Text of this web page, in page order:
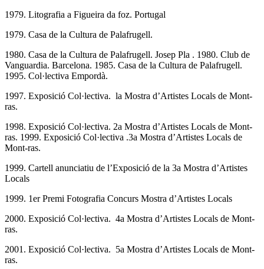
1979. Litografia a Figueira da foz. Portugal
1979. Casa de la Cultura de Palafrugell.
1980. Casa de la Cultura de Palafrugell. Josep Pla . 1980. Club de
Vanguardia. Barcelona. 1985. Casa de la Cultura de Palafrugell.
1995. Col·lectiva Empordà.
1997. Exposició Col·lectiva. la Mostra d’Artistes Locals de Mont-
ras.
1998. Exposició Col·lectiva. 2a Mostra d’Artistes Locals de Mont-
ras. 1999. Exposició Col·lectiva .3a Mostra d’Artistes Locals de
Mont-ras.
1999. Cartell anunciatiu de l’Exposició de la 3a Mostra d’Artistes
Locals
1999. 1er Premi Fotografia Concurs Mostra d’Artistes Locals
2000. Exposició Col·lectiva. 4a Mostra d’Artistes Locals de Mont-
ras.
2001. Exposició Col·lectiva. 5a Mostra d’Artistes Locals de Mont-
ras.